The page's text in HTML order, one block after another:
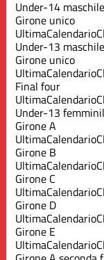
Under-14 maschile
Girone unico
UltimaCalendario
Under-13 maschile
Girone unico
UltimaCalendario
Final four
UltimaCalendario
Under-13
Girone A
UltimaCalendario
Girone B
UltimaCalendario
Girone C
UltimaCalendario
Girone D
UltimaCalendario
Girone E
UltimaCalendario